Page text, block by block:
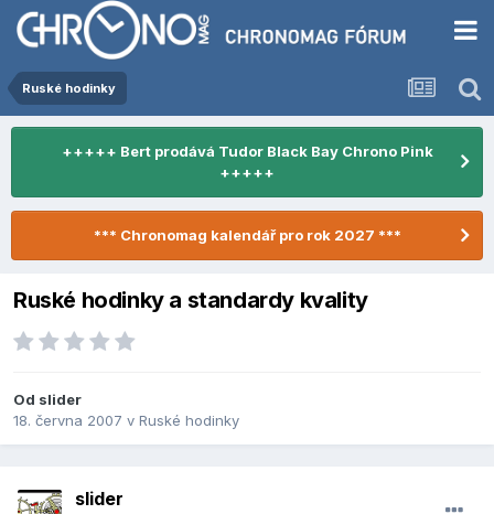
Ruské hodinky
+++++ Bert prodává Tudor Black Bay Chrono Pink
+++++
*** Chronomag kalendář pro rok 2027 ***
Ruské hodinky a standardy kvality
Od slider
18. června 2007 v Ruské hodinky
slider